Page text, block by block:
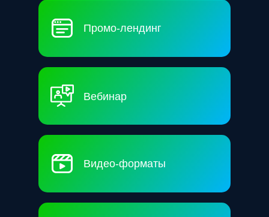
Промо-лендинг
Вебинар
Видео-форматы